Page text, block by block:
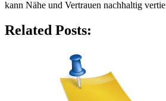
kann Nähe und Vertrauen nachhaltig
Related Posts: